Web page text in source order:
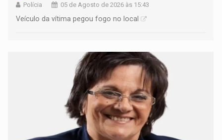
Polícia 05 de Agosto de 2026 às 15:43
Veículo da vítima pegou fogo no local